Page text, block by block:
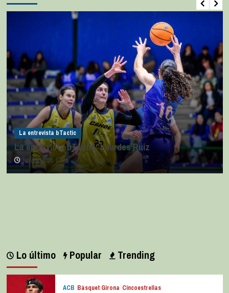
La entrevista bTactic
La entrevista bTactic: Lourdes Ruiz
julio 11, 2026 0
Lo último Popular Trending
ACB Bàsquet Girona Cincoestrellas